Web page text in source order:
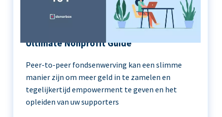
Peer-to-Peer Fundraising 101 | The
Ultimate Nonprofit Guide
Peer-to-peer fondsenwerving kan een slimme
manier zijn om meer geld in te zamelen en
tegelijkertijd empowerment te geven en het
opleiden van uw supporters